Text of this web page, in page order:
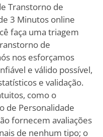
Transtorno de
3 Minutos online
faça uma triagem
de
nos esforçamos
e válido possível,
e validação.
como o
de Personalidade
fornecem avaliações
de nenhum tipo; o